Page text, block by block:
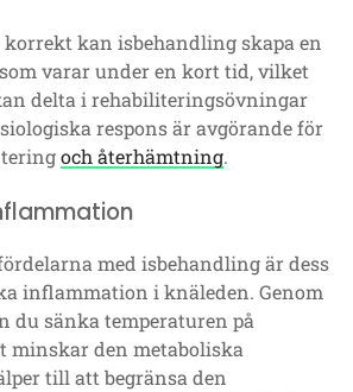
kan isbehandling skapa en
varar under en kort tid, vilket
delta i rehabiliteringsövningar
respons är avgörande för
och återhämtning.
med isbehandling är dess
inflammation i knäleden. Genom
du sänka temperaturen på
minskar den metaboliska
till att begränsa den